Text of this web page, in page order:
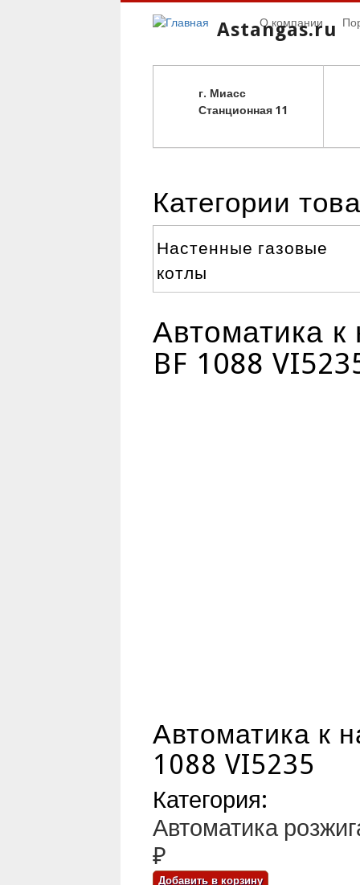
Astangas.ru
г. Миасс
Станционная 11
О компании
Категории
Настенные газовые
котлы
Автоматика к
BF 1088
Автоматика к
1088 VI5235
Категория:
Автоматика
₽